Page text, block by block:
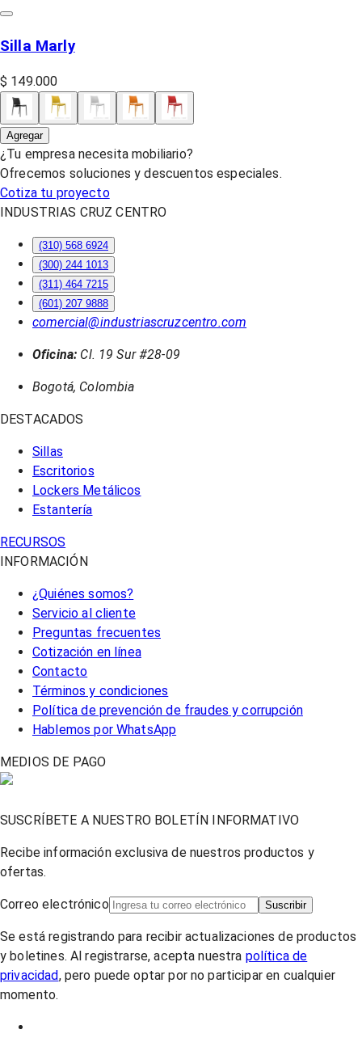
Silla Marly
$ 149.000
Agregar
¿Tu empresa necesita mobiliario?
Ofrecemos soluciones y descuentos especiales.
Cotiza tu proyecto
INDUSTRIAS CRUZ CENTRO
(310) 568 6924
(300) 244 1013
(311) 464 7215
(601) 207 9888
comercial@industriascruzcentro.com
Oficina: Cl. 19 Sur #28-09
Bogotá, Colombia
DESTACADOS
Sillas
Escritorios
Lockers Metálicos
Estantería
RECURSOS
INFORMACIÓN
¿Quiénes somos?
Servicio al cliente
Preguntas frecuentes
Cotización en línea
Contacto
Términos y condiciones
Política de prevención de fraudes y corrupción
Hablemos por WhatsApp
MEDIOS DE PAGO
SUSCRÍBETE A NUESTRO BOLETÍN INFORMATIVO
Recibe información exclusiva de nuestros productos y
ofertas.
Correo electrónico Suscribir
Se está registrando para recibir actualizaciones de productos
y boletines. Al registrarse, acepta nuestra política de
privacidad, pero puede optar por no participar en cualquier
momento.